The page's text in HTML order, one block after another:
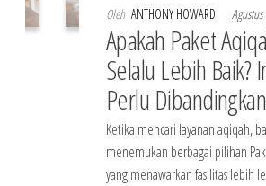
Oleh ANTHONY HOWARD
Apakah Paket
Selalu Lebih Baik?
Perlu Dibandingkan
Ketika mencari layanan aqiqah,
menemukan berbagai pilihan
yang menawarkan fasilitas lebih